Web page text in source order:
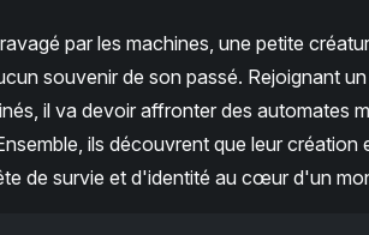
par les machines, une petite
souvenir de son passé. Rejoignant
il va devoir affronter des automates
ils découvrent que leur création
de survie et d'identité au cœur d'un